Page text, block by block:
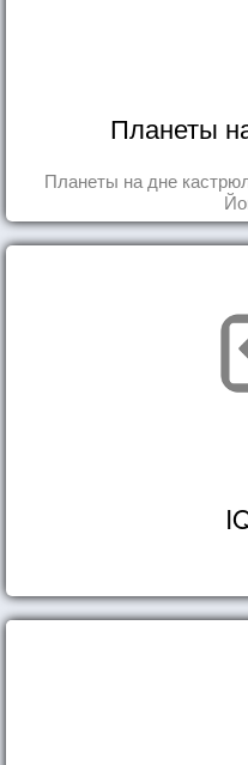
Планеты
Планеты на дне